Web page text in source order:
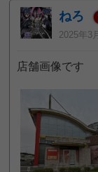
ねろ
2025年3
店舗画像です